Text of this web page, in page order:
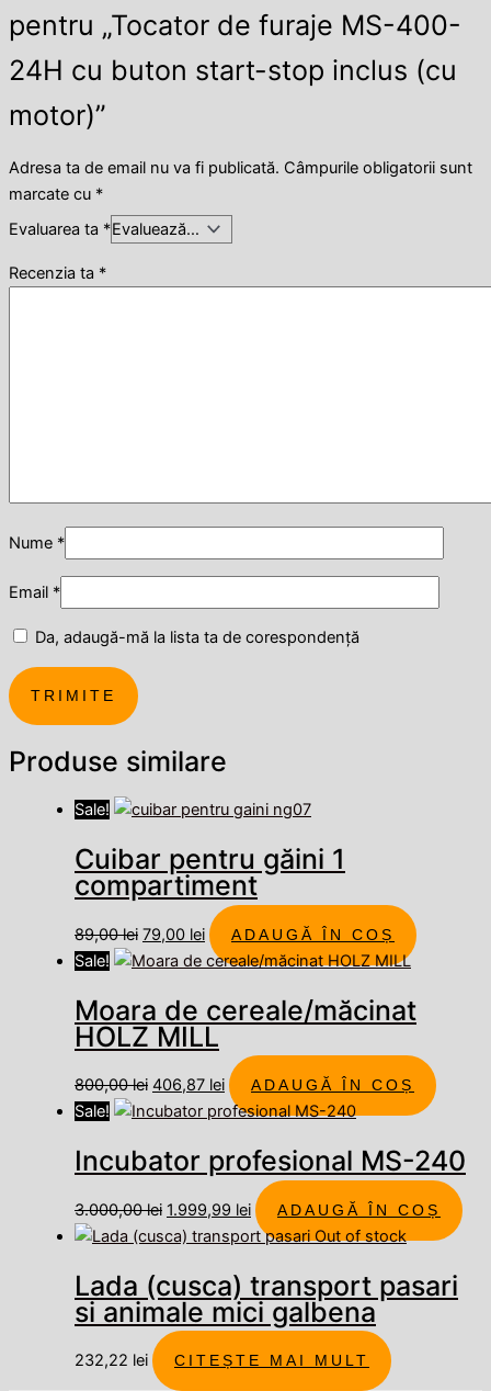
pentru „Tocator de furaje MS-400-
24H cu buton start-stop inclus (cu
motor)”
Adresa ta de email nu va fi publicată. Câmpurile obligatorii sunt
marcate cu *
Evaluarea ta *
Recenzia ta *
Nume *
Email *
Da, adaugă-mă la lista ta de corespondență
Produse similare
Sale!
Cuibar pentru găini 1
compartiment
89,00lei 79,00 lei ADAUGĂ ÎN COȘ
Sale!
Moara de cereale/măcinat
HOLZ MILL
800,00lei 406,87 lei ADAUGĂ ÎN COȘ
Sale!
Incubator profesional MS-240
3.000,00lei 1.999,99 lei ADAUGĂ ÎN COȘ
Out of stock
Lada (cusca) transport pasari
si animale mici galbena
232,22 lei CITEȘTE MAI MULT